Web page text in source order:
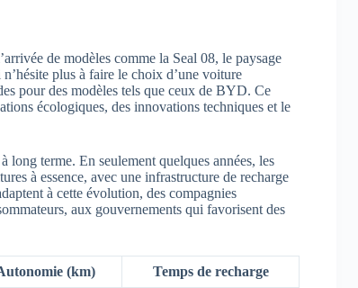
de modèles comme la Seal 08, le paysage
plus à faire le choix d’une voiture
pour des modèles tels que ceux de BYD. Ce
écologiques, des innovations techniques et le
long terme. En seulement quelques années, les
à essence, avec une infrastructure de recharge
à cette évolution, des compagnies
aux gouvernements qui favorisent des
(km) Temps de recharge